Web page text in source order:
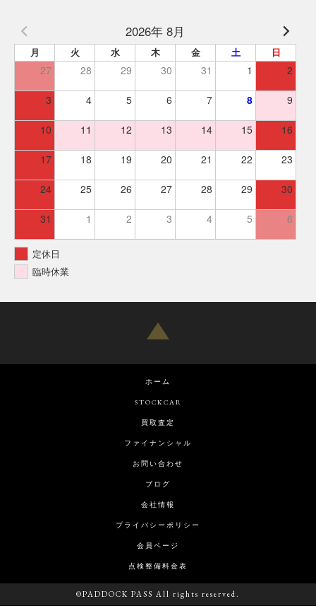
2026年 8月
月 火 水 木 金 土 日
27 28 29 30 31 1 2
3 4 5 6 7 8 9
10 11 12 13 14 15 16
17 18 19 20 21 22 23
24 25 26 27 28 29 30
31 1 2 3 4 5 6
定休日
臨時休業
ホーム
STOCKCAR
買取査定
ファイナンシャル
お問い合わせ
ブログ
会社情報
プライバシーポリシー
会員ページ
点検整備料金表
©PADDOCK PASS All rights reserved.